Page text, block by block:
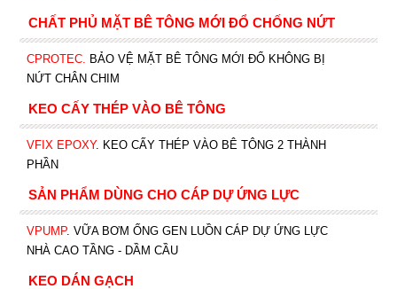
CHẤT PHỦ MẶT BÊ TÔNG MỚI ĐỔ CHỐNG NỨT
CPROTEC. BẢO VỆ MẶT BÊ TÔNG MỚI ĐỔ KHÔNG BỊ
NỨT CHÂN CHIM
KEO CẤY THÉP VÀO BÊ TÔNG
VFIX EPOXY. KEO CẤY THÉP VÀO BÊ TÔNG 2 THÀNH
PHẦN
SẢN PHẨM DÙNG CHO CÁP DỰ ỨNG LỰC
VPUMP. VỮA BƠM ỐNG GEN LUỒN CÁP DỰ ỨNG LỰC
NHÀ CAO TẦNG - DẦM CẦU
KEO DÁN GẠCH